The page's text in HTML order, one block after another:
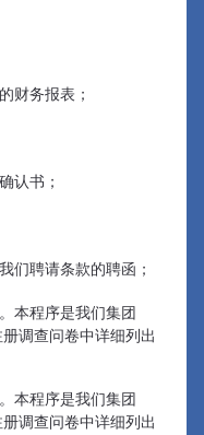
财务报表；
认书；
们聘请条款的聘函；
本程序是我们集团
调查问卷中详细列出
本程序是我们集团
调查问卷中详细列出